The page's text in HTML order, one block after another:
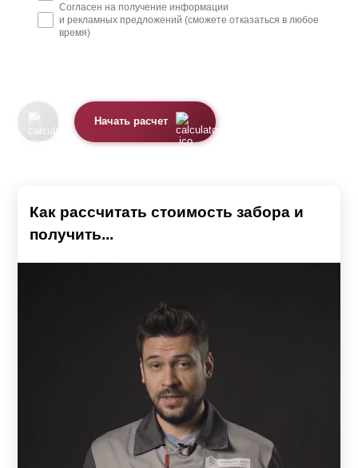
Согласен на получение информации
и рекламных предложений (сможете отказаться в любое
время)
Начать расчет
Как рассчитать стоимость забора и
получить...